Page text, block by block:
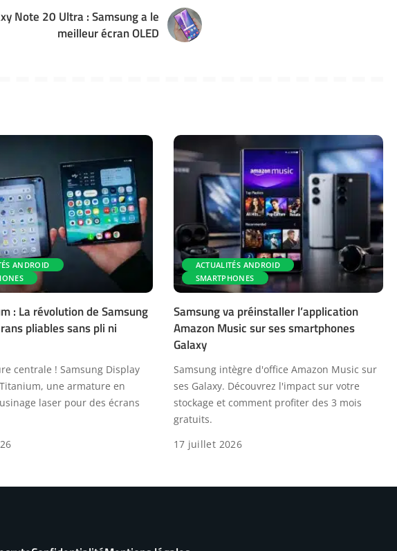
Note 20 Ultra : Samsung a le
meilleur écran OLED
ANDROID
: La révolution de Samsung
pliables sans pli ni
centrale ! Samsung Display
une armature en
laser pour des écrans
ACTUALITÉS ANDROID
SMARTPHONES
Samsung va préinstaller l’application
Amazon Music sur ses smartphones
Galaxy
Samsung intègre d'office Amazon Music sur
ses Galaxy. Découvrez l'impact sur votre
stockage et comment profiter des 3 mois
gratuits.
17 juillet 2026